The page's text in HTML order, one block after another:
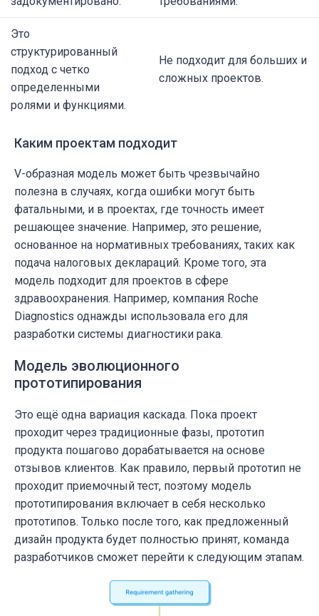
Это
структурированный
подход с четко
определенными
ролями и функциями.
Не подходит для больших и
сложных проектов.
Каким проектам подходит
V-образная модель может быть чрезвычайно
полезна в случаях, когда ошибки могут быть
фатальными, и в проектах, где точность имеет
решающее значение. Например, это решение,
основанное на нормативных требованиях, таких как
подача налоговых деклараций. Кроме того, эта
модель подходит для проектов в сфере
здравоохранения. Например, компания Roche
Diagnostics однажды использовала его для
разработки системы диагностики рака.
Модель эволюционного
прототипирования
Это ещё одна вариация каскада. Пока проект
проходит через традиционные фазы, прототип
продукта пошагово дорабатывается на основе
отзывов клиентов. Как правило, первый прототип не
проходит приемочный тест, поэтому модель
прототипирования включает в себя несколько
прототипов. Только после того, как предложенный
дизайн продукта будет полностью принят, команда
разработчиков сможет перейти к следующим этапам.